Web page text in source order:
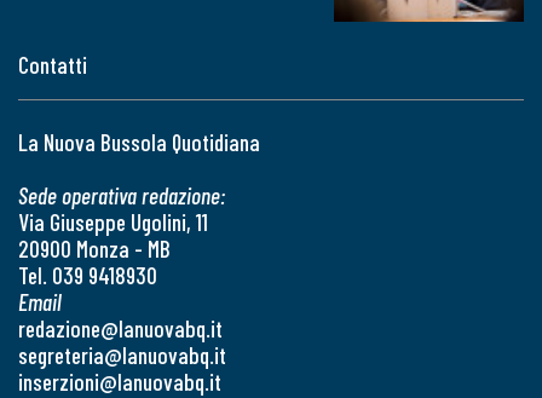
Contatti
La Nuova Bussola Quotidiana
Sede operativa redazione:
Via Giuseppe Ugolini, 11
20900 Monza - MB
Tel. 039 9418930
Email
redazione@lanuovabq.it
segreteria@lanuovabq.it
inserzioni@lanuovabq.it